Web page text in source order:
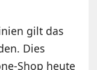
gilt das
Dies
Shop heute